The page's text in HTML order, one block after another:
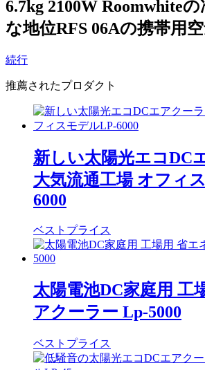
6.7kg 2100W Roomwhite
な地位RFS 06Aの携帯用
続行
推薦されたプロダクト
新しい太陽光エコDC
大気流通工場 オフィ
6000
ベストプライス
太陽電池DC家庭用 工
アクーラー Lp-5000
ベストプライス